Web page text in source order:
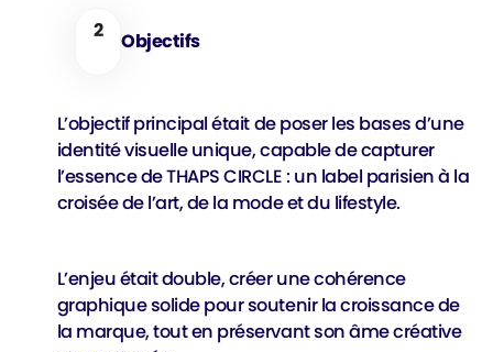
2 Objectifs
L’objectif principal était de poser les bases d’une
identité visuelle unique, capable de capturer
l’essence de THAPS CIRCLE : un label parisien à la
croisée de l’art, de la mode et du lifestyle.
L’enjeu était double, créer une cohérence
graphique solide pour soutenir la croissance de
la marque, tout en préservant son âme créative